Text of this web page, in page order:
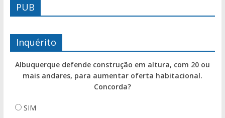
PUB
Inquérito
Albuquerque defende construção em altura, com 20 ou
mais andares, para aumentar oferta habitacional.
Concorda?
SIM